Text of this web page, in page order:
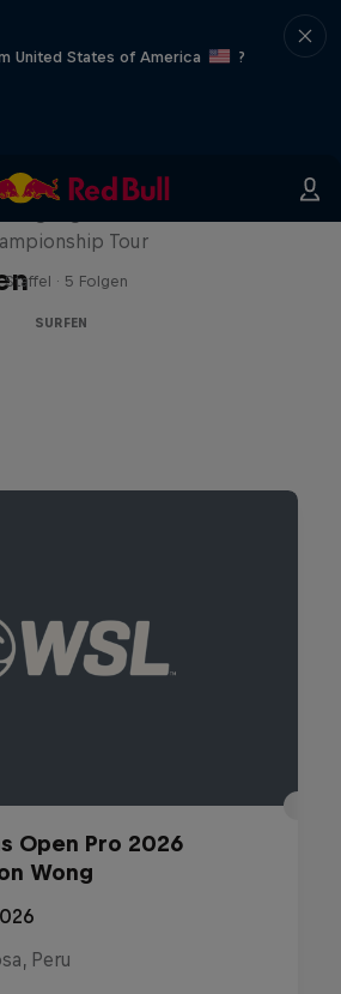
United States of America
?
WSL Replay
Tour
Staffel · 5 Folgen
SURFEN
Open Pro 2026
Wong
Peru